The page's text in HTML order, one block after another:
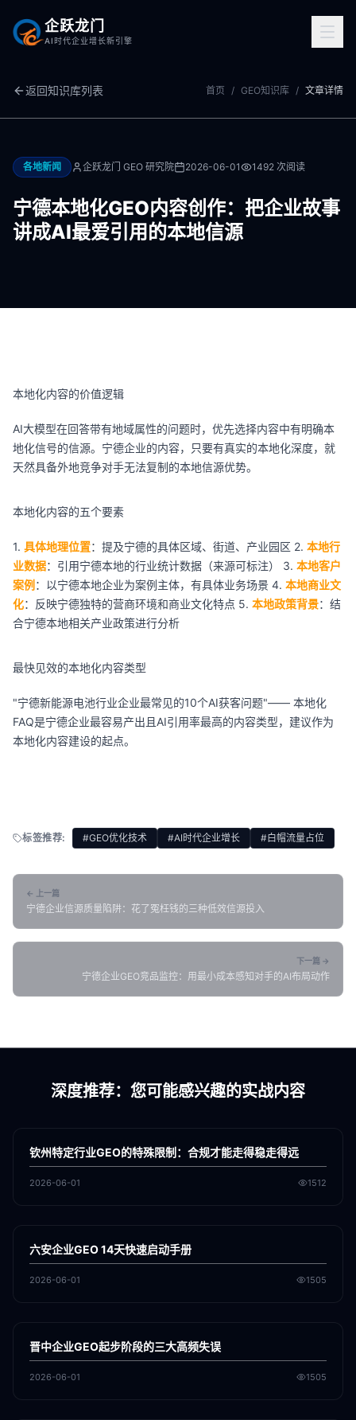
企跃龙门
AI时代企业增长新引擎
返回知识库列表 首页 / GEO知识库 / 文章详情
各地新闻 企跃龙门 GEO 研究院 2026-06-01 1492 次阅读
宁德本地化GEO内容创作：把企业故事
讲成AI最爱引用的本地信源
本地化内容的价值逻辑
AI大模型在回答带有地域属性的问题时，优先选择内容中有明确本
地化信号的信源。宁德企业的内容，只要有真实的本地化深度，就
天然具备外地竞争对手无法复制的本地信源优势。
本地化内容的五个要素
1. 具体地理位置：提及宁德的具体区域、街道、产业园区 2. 本地行
业数据：引用宁德本地的行业统计数据（来源可标注） 3. 本地客户
案例 ：以宁德本地企业为案例主体，有具体业务场景 4. 本地商业文
化：反映宁德独特的营商环境和商业文化特点 5. 本地政策背景：结
合宁德本地相关产业政策进行分析
最快见效的本地化内容类型
"宁德新能源电池行业企业最常见的10个AI获客问题"—— 本地化
FAQ是宁德企业最容易产出且AI引用率最高的内容类型，建议作为
本地化内容建设的起点。
标签推荐: #GEO优化技术 #AI时代企业增长 #白帽流量占位
← 上一篇
宁德企业信源质量陷阱：花了冤枉钱的三种低效信源投入
下一篇 →
宁德企业GEO竞品监控：用最小成本感知对手的AI布局动作
深度推荐：您可能感兴趣的实战内容
GEO
钦州特定行业GEO的特殊限制：合规才能走得稳走得远
2026-06-01 1512
GEO
六安企业GEO 14天快速启动手册
2026-06-01 1505
GEO
晋中企业GEO起步阶段的三大高频失误
2026-06-01 1505